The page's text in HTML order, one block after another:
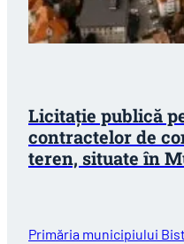
Licitație publică
contractelor de
teren, situate în
Primăria municipiului